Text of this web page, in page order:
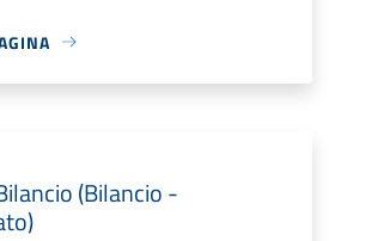
(Bilancio -